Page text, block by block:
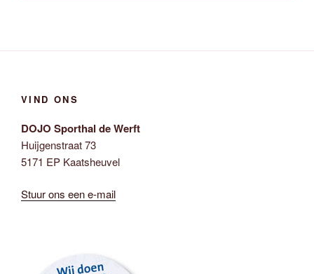
VIND ONS
DOJO Sporthal de Werft
Huijgenstraat 73
5171 EP Kaatsheuvel
Stuur ons een e-mail